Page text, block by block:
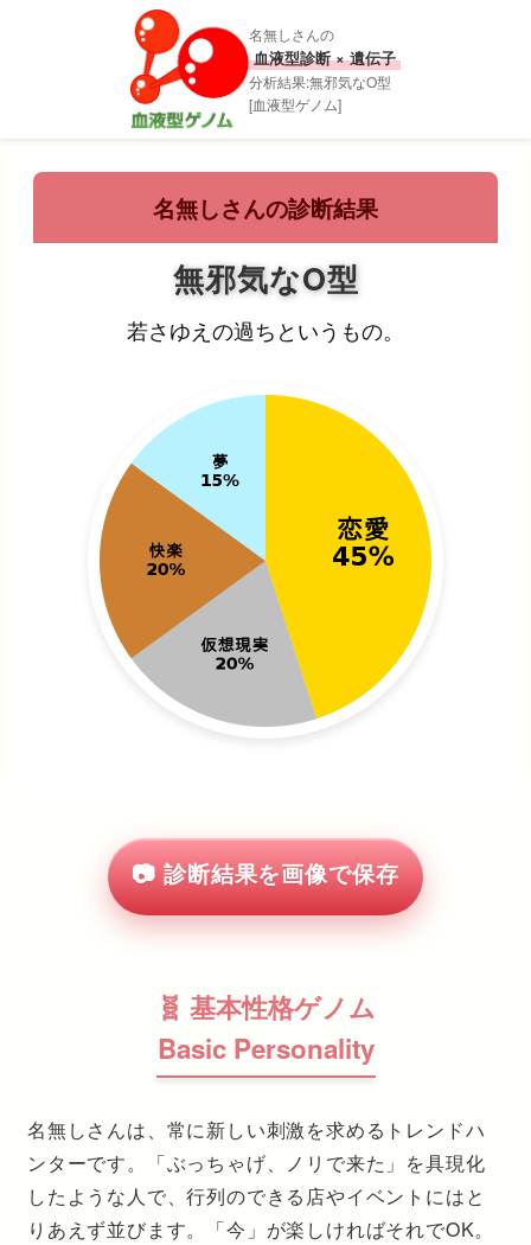
名無しさんの
血液型診断 × 遺伝子
分析結果:無邪気なO型
[血液型ゲノム]
名無しさんの診断結果
無邪気なO型
若さゆえの過ちというもの。
📷 診断結果を画像で保存
🧬 基本性格ゲノム
Basic Personality
名無しさんは、常に新しい刺激を求めるトレンドハ
ンターです。「ぶっちゃげ、ノリで来た」を具現化
したような人で、行列のできる店やイベントにはと
りあえず並びます。「今」が楽しければそれでOK。